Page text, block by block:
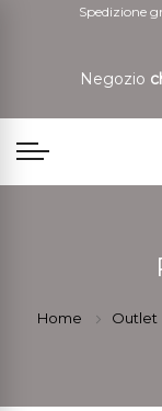
Spedizione
Negozio
Home Outlet